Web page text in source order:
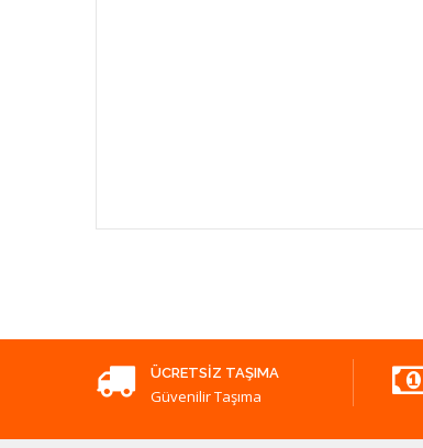
ÜCRETSIZ TAŞIMA
Güvenilir Taşıma